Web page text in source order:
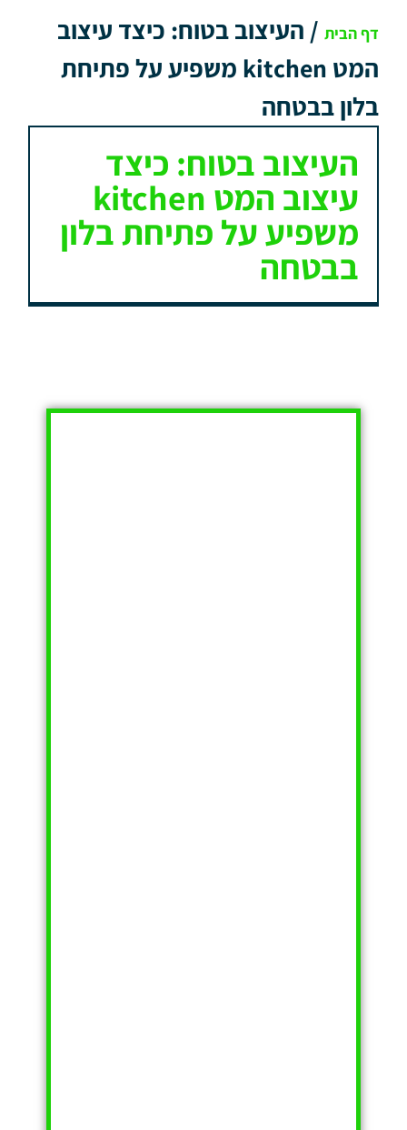
דף הבית / העיצוב בטוח: כיצד עיצוב
המט kitchen משפיע על פתיחת
בלון בבטחה
העיצוב בטוח: כיצד
עיצוב המט kitchen
משפיע על פתיחת בלון
בבטחה